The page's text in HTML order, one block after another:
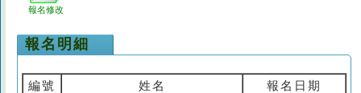
報名修改
報名明細
編號 姓名 報名日期